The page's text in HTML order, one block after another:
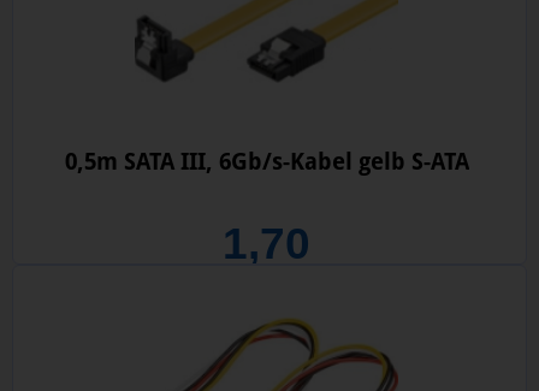
0,5m SATA III, 6Gb/s-Kabel gelb S-ATA
1,70